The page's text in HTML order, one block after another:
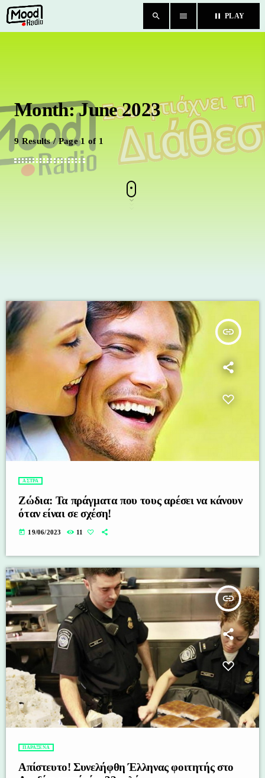
search menu pause PLAY
close
BLOG
TEAM
CHAT
Month: June 2023
9 Results / Page 1 of 1
insert_link
ΑΣΤΡΑ
Ζώδια: Τα πράγματα που τους αρέσει να κάνουν
όταν είναι σε σχέση!
today 19/06/2023 11
insert_link
ΠΑΡΑΞΕΝΑ
Απίστευτο! Συνελήφθη Έλληνας φοιτητής στο